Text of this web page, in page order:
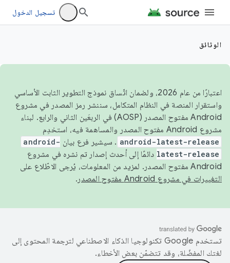
تسجيل الدخول
الوثائق
اعتبارًا من عام 2026، ولضمان اتّساق نموذج التطوير الثابت الأساسي
واستقرار المنصة في النظام المتكامل، سننشر رمز المصدر في مشروع
Android مفتوح المصدر (AOSP) في الربعَين الثاني والرابع. لبناء
مشروع Android مفتوح المصدر والمساهمة فيه، استخدِم
android-latest-release . سيشير فرع بيان android-
latest-release دائمًا إلى أحدث إصدار تم نشره في مشروع
Android مفتوح المصدر. لمزيد من المعلومات، يُرجى الاطّلاع على
التغييرات في مشروع Android مفتوح المصدر
.
تستخدم Google تكنولوجيا الذكاء الاصطناعي لترجمة المحتوى إلى
لغتك المفضّلة، وقد تتضمّن بعض الأخطاء.